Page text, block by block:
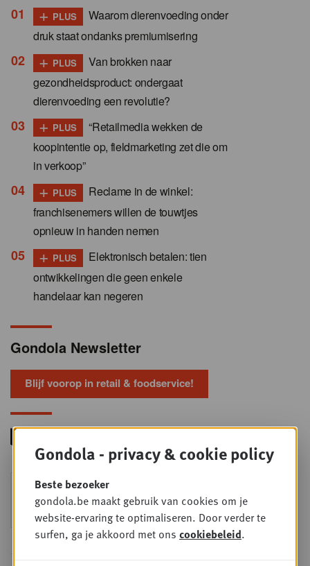
+ PLUS
Waarom dierenvoeding onder
druk staat ondanks premiumisering
+ PLUS
Van brokken naar
gezondheidsproduct: ondergaat
dierenvoeding een revolutie?
+ PLUS
“Retailmedia wekken de
koopintentie op, fieldmarketing zet die om
in verkoop”
+ PLUS
Reclame in de winkel:
franchisenemers willen de touwtjes
opnieuw in handen nemen
+ PLUS
Elektronisch betalen: tien
ontwikkelingen die geen enkele
handelaar kan negeren
Gondola Newsletter
Blijf voorop in retail & foodservice!
WOE
9
SEP
Foodservice - Joint
business planning
Intro to Negotiation: Succes aan de
onderhandelingstafel is geen toeval!
Gondola - privacy & cookie policy
Beste bezoeker
gondola.be maakt gebruik van cookies om je
website-ervaring te optimaliseren. Door verder te
surfen, ga je akkoord met ons cookiebeleid.